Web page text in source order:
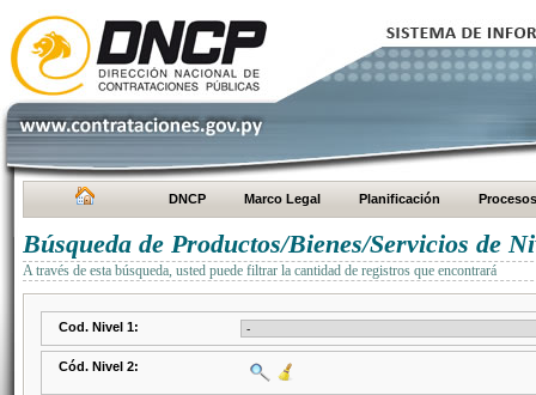
DNCP Marco Legal Planificación Procesos
Búsqueda de Productos/Bienes/Servicios de
A través de esta búsqueda, usted puede filtrar la cantidad de registros que encontrará
Cod. Nivel 1:
Cód. Nivel 2: